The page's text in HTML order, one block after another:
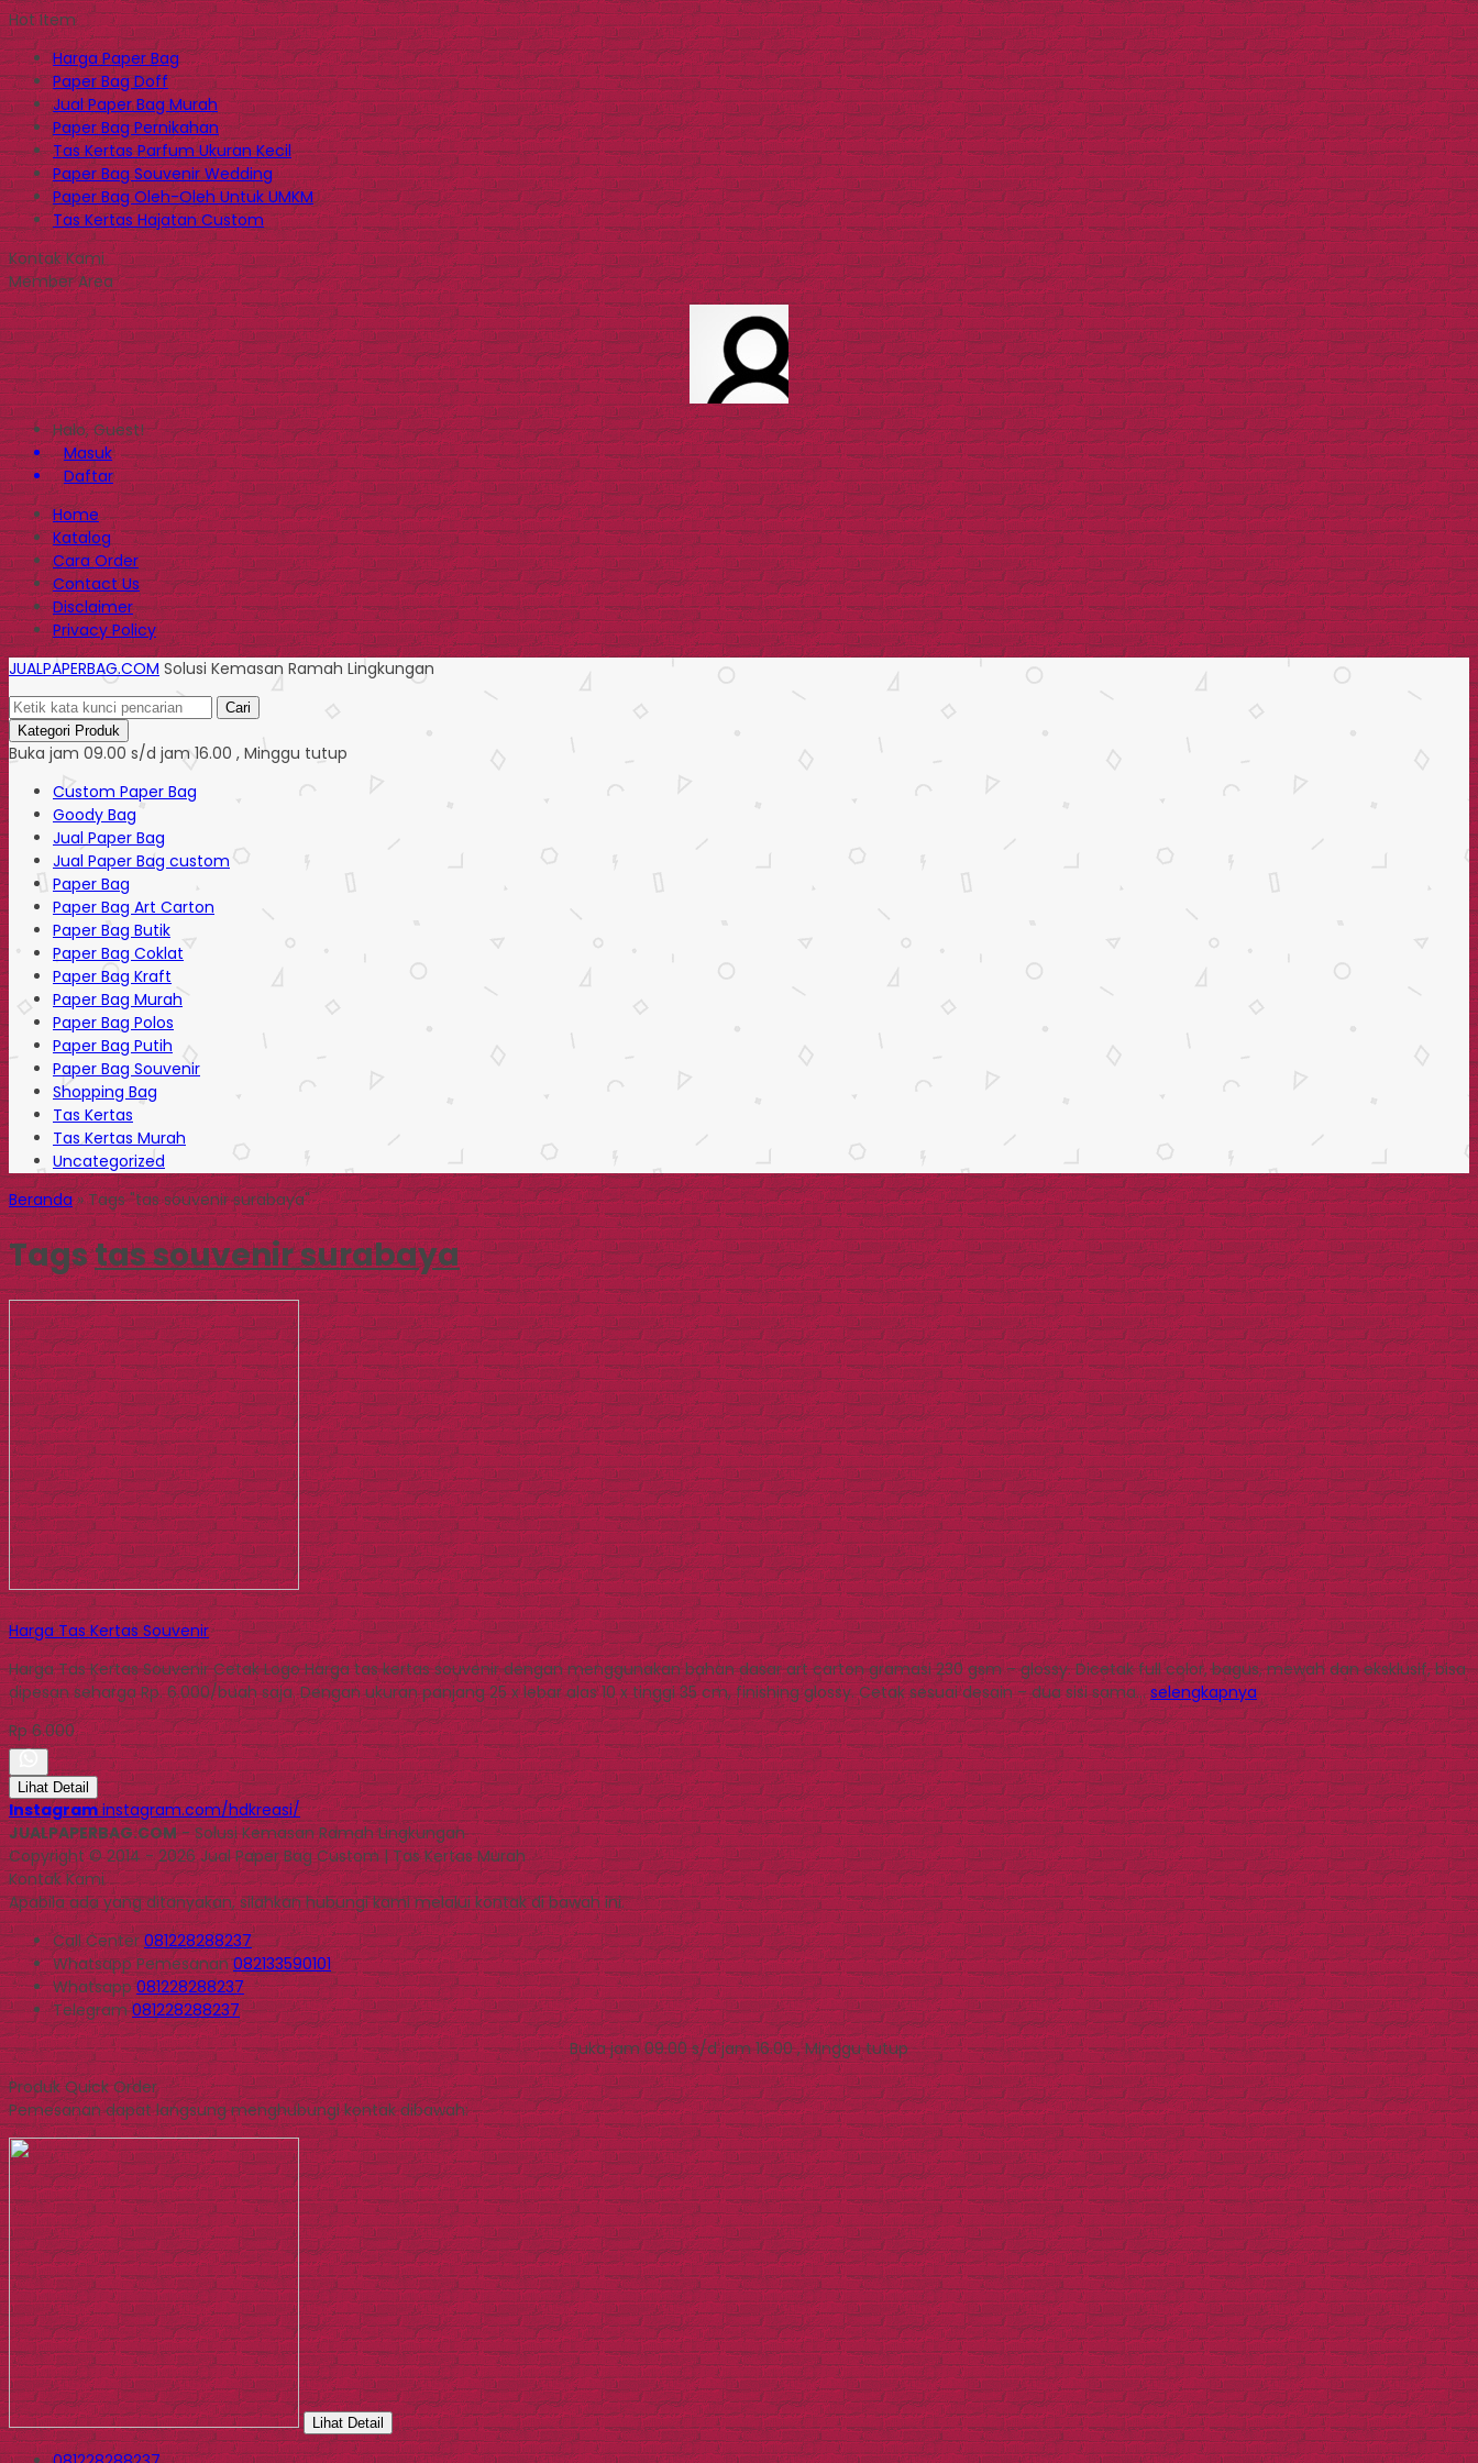
Hot Item
Harga Paper Bag
Paper Bag Doff
Jual Paper Bag Murah
Paper Bag Pernikahan
Tas Kertas Parfum Ukuran Kecil
Paper Bag Souvenir Wedding
Paper Bag Oleh-Oleh Untuk UMKM
Tas Kertas Hajatan Custom
Kontak Kami
Member Area
Halo, Guest!
Masuk
Daftar
Home
Katalog
Cara Order
Contact Us
Disclaimer
Privacy Policy
JUALPAPERBAG.COM Solusi Kemasan Ramah Lingkungan
Cari
Kategori Produk
Buka jam 09.00 s/d jam 16.00 , Minggu tutup
Custom Paper Bag
Goody Bag
Jual Paper Bag
Jual Paper Bag custom
Paper Bag
Paper Bag Art Carton
Paper Bag Butik
Paper Bag Coklat
Paper Bag Kraft
Paper Bag Murah
Paper Bag Polos
Paper Bag Putih
Paper Bag Souvenir
Shopping Bag
Tas Kertas
Tas Kertas Murah
Uncategorized
Beranda»Tags "tas souvenir surabaya"
Tagstas souvenir surabaya
Harga Tas Kertas Souvenir
Harga Tas Kertas Souvenir Cetak Logo Harga tas kertas souvenir dengan menggunakan bahan dasar art carton gramasi 230 gsm – glossy. Dicetak full color, bagus, mewah dan eksklusif, bisa
dipesan seharga Rp. 6.000/buah saja. Dengan ukuran panjang 25 x lebar alas 10 x tinggi 35 cm, finishing glossy. Cetak sesuai desain – dua sisi sama…selengkapnya
Rp 6.000
Lihat Detail
Instagram instagram.com/hdkreasi/
JUALPAPERBAG.COM- Solusi Kemasan Ramah Lingkungan
Copyright © 2014 - 2026 Jual Paper Bag Custom | Tas Kertas Murah
Kontak Kami
Apabila ada yang ditanyakan, silahkan hubungi kami melalui kontak di bawah ini.
Call Center081228288237
WhatsappPemesanan 082133590101
Whatsapp081228288237
Telegram081228288237
Buka jam 09.00 s/d jam 16.00 , Minggu tutup
Produk Quick Order
Pemesanan dapat langsung menghubungi kontak dibawah:
Lihat Detail